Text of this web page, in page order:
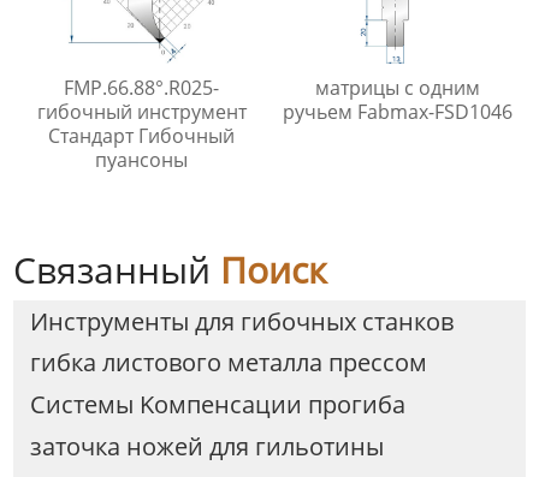
FMP.66.88°.R025-
гибочный инструмент
Стандарт Гибочный
пуансоны
матрицы с одним
ручьем Fabmax-FSD1046
Связанный Поиск
Инструменты для гибочных станков
гибка листового металла прессом
Cистемы Kомпенсации прогиба
заточка ножей для гильотины